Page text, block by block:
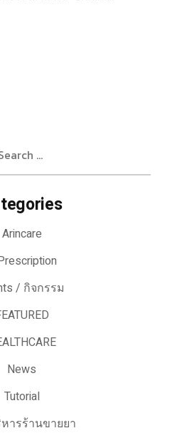
Arincare
/ กิจกรรม
News
Tutorial
ารร้านขายยา